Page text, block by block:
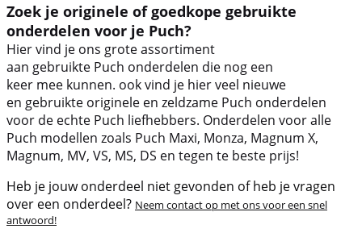
Zoek je originele of goedkope gebruikte
onderdelen voor je Puch?
Hier vind je ons grote assortiment
aan gebruikte Puch onderdelen die nog een
keer mee kunnen. ook vind je hier veel nieuwe
en gebruikte originele en zeldzame Puch onderdelen
voor de echte Puch liefhebbers. Onderdelen voor alle
Puch modellen zoals Puch Maxi, Monza, Magnum X,
Magnum, MV, VS, MS, DS en tegen te beste prijs!
Heb je jouw onderdeel niet gevonden of heb je vragen
over een onderdeel? Neem contact op met ons voor een snel
antwoord!